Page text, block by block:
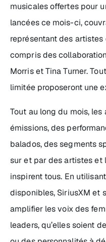
musicales offertes pour
lancées ce mois-ci,
représentant des
compris des
Morris et Tina Turner.
limitée proposeront une
Tout au long du mois,
émissions, des
balados, des segments
sur et par des artistes et
inspirent tous. En
disponibles, SiriusXM et
amplifier les voix des
leaders, qu’elles soient